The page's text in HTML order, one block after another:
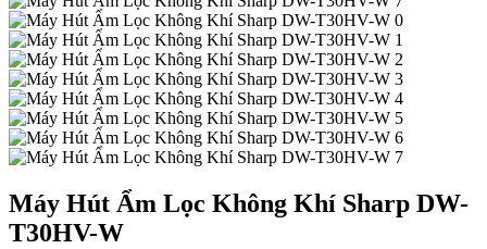
Máy Hút Ẩm Lọc Không Khí Sharp DW-
T30HV-W